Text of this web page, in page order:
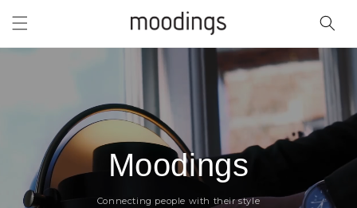
indhold
Moodings
Connecting people with their style